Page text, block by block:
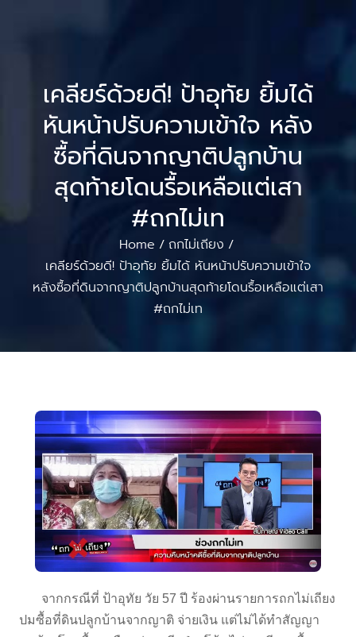
เคลียร์ด้วยดี! ป้าอุทัย ยิ้มได้
หันหน้าปรับความเข้าใจ หลัง
ซื้อที่ดินจากญาติปลูกบ้าน
สุดท้ายโดนรื้อเหลือแต่เสา
#ถกไม่เท
Home / ถกไม่เถียง /
เคลียร์ด้วยดี! ป้าอุทัย ยิ้มได้ หันหน้าปรับความเข้าใจ
หลังซื้อที่ดินจากญาติปลูกบ้านสุดท้ายโดนรื้อเหลือแต่เสา
#ถกไม่เท
จากกรณีที่ ป้าอุทัย วัย 57 ปี ร้องผ่านรายการถกไม่เถียง
ปมซื้อที่ดินปลูกบ้านจากญาติ จ่ายเงิน แต่ไม่ได้ทำสัญญา